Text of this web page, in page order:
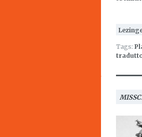
Tags: